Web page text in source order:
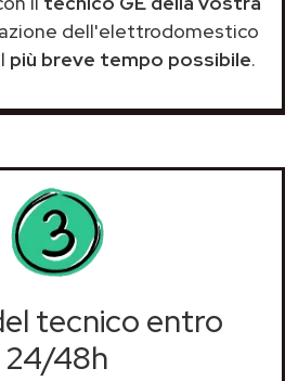
dell'elettrodomestico
più breve tempo possibile.
tecnico entro
24/48h